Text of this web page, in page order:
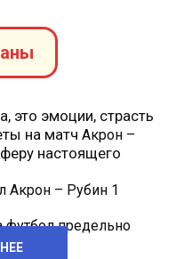
это эмоции, страсть
на матчАкрон –
настоящего
Акрон – Рубин 1
футбол предельно